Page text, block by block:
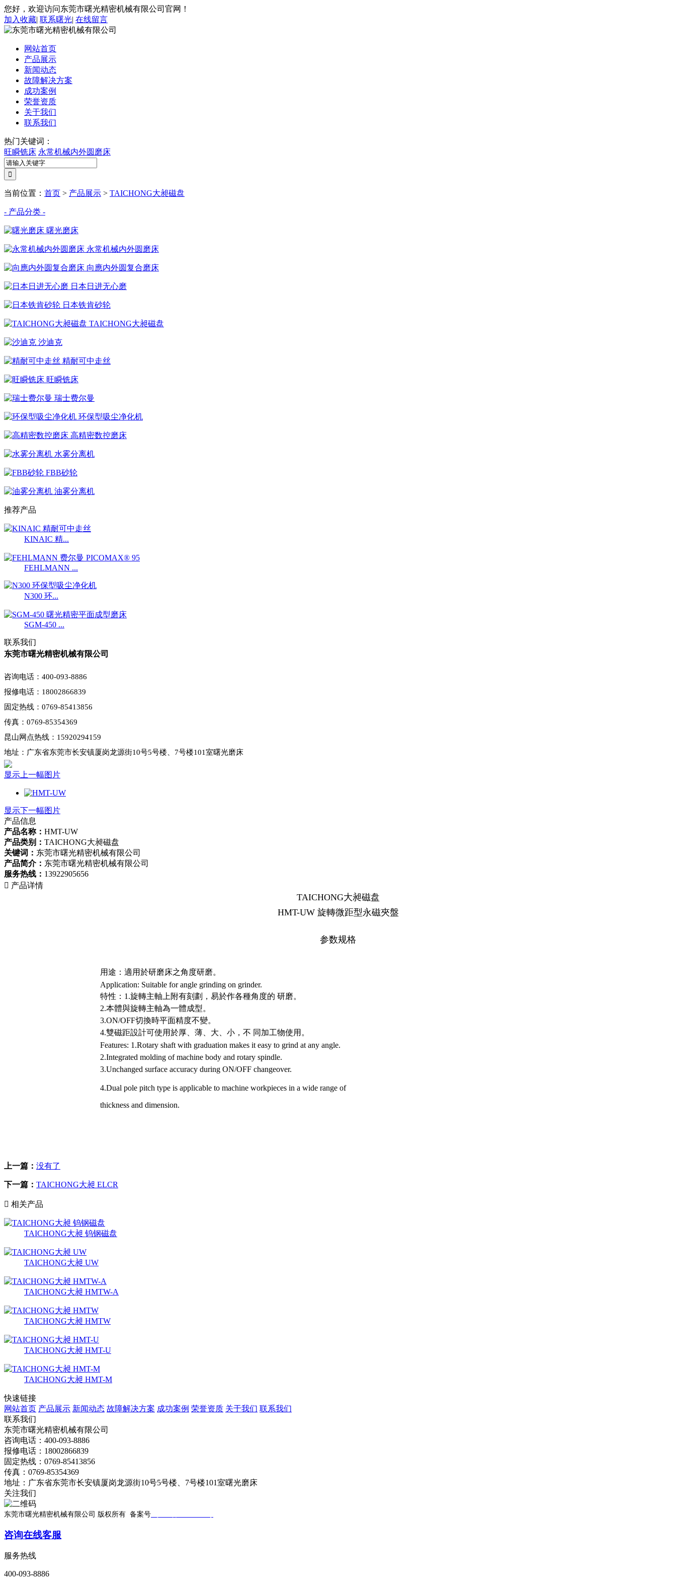
您好，欢迎访问东莞市曙光精密机械有限公司官网！
加入收藏| 联系曙光| 在线留言
网站首页
产品展示
新闻动态
故障解决方案
成功案例
荣誉资质
关于我们
联系我们
热门关键词：
旺瞬铣床 永常机械内外圆磨床
当前位置： 首页 > 产品展示 > TAICHONG大昶磁盘
- 产品分类 -
曙光磨床
永常机械内外圆磨床
向應内外圆复合磨床
日本日进无心磨
日本铁肯砂轮
TAICHONG大昶磁盘
沙迪克
精耐可中走丝
旺瞬铣床
瑞士费尔曼
环保型吸尘净化机
高精密数控磨床
水雾分离机
FBB砂轮
油雾分离机
推荐产品
KINAIC 精...
FEHLMANN ...
N300 环...
SGM-450 ...
联系我们
东莞市曙光精密机械有限公司
咨询电话：400-093-8886
报修电话：18002866839
固定热线：0769-85413856
传真：0769-85354369
昆山网点热线：15920294159
地址：广东省东莞市长安镇厦岗龙源街10号5号楼、7号楼101室曙光磨床
显示上一幅图片
显示下一幅图片
产品信息
产品名称： HMT-UW
产品类别： TAICHONG大昶磁盘
关键词： 东莞市曙光精密机械有限公司
产品简介： 东莞市曙光精密机械有限公司
服务热线： 13922905656
 产品详情
TAICHONG大昶磁盘
HMT-UW 旋轉微距型永磁夾盤
参数规格
用途：適用於研磨床之角度研磨。
Application: Suitable for angle grinding on grinder.
特性：1.旋轉主軸上附有刻劃，易於作各種角度的 研磨。
2.本體與旋轉主軸為一體成型。
3.ON/OFF切換時平面精度不變。
4.雙磁距設計可使用於厚、薄、大、小，不 同加工物使用。
Features: 1.Rotary shaft with graduation makes it easy to grind at any angle.
2.Integrated molding of machine body and rotary spindle.
3.Unchanged surface accuracy during ON/OFF changeover.
4.Dual pole pitch type is applicable to machine workpieces in a wide range of
thickness and dimension.
上一篇： 没有了
下一篇： TAICHONG大昶 ELCR
 相关产品
TAICHONG大昶 钨钢磁盘
TAICHONG大昶 UW
TAICHONG大昶 HMTW-A
TAICHONG大昶 HMTW
TAICHONG大昶 HMT-U
TAICHONG大昶 HMT-M
快速链接
网站首页 产品展示 新闻动态 故障解决方案 成功案例 荣誉资质 关于我们 联系我们
联系我们
东莞市曙光精密机械有限公司
咨询电话：400-093-8886
报修电话：18002866839
固定热线：0769-85413856
传真：0769-85354369
地址：广东省东莞市长安镇厦岗龙源街10号5号楼、7号楼101室曙光磨床
关注我们
东莞市曙光精密机械有限公司 版权所有 备案号
咨询在线客服
服务热线
400-093-8886